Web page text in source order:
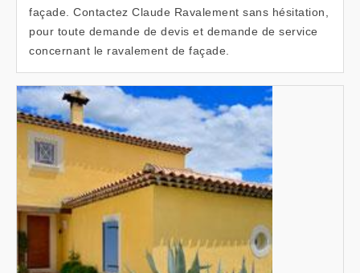
façade. Contactez Claude Ravalement sans hésitation,
pour toute demande de devis et demande de service
concernant le ravalement de façade.